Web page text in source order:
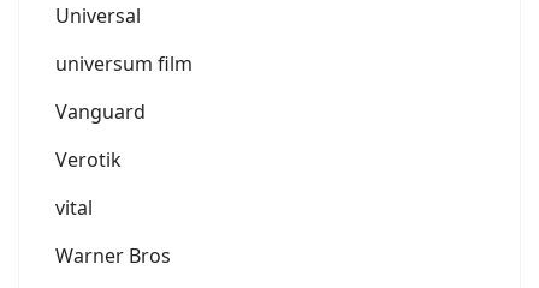
Universal
universum film
Vanguard
Verotik
vital
Warner Bros